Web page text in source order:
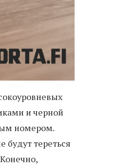
и черной
номером.
будут тереться